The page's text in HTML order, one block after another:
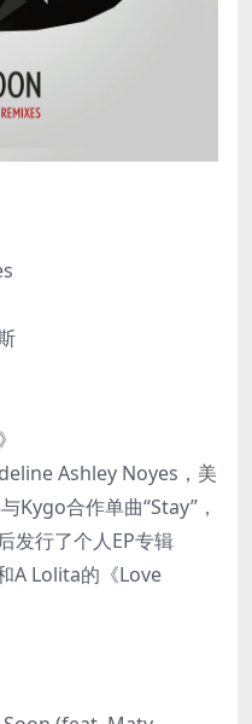
Ashley Noyes，美
Kygo合作单曲“Stay”，
发行了个人EP专辑
A Lolita的《Love